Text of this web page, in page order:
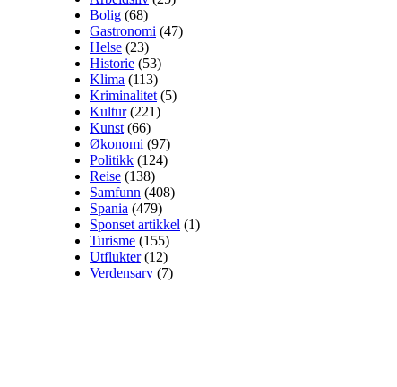
Bolig (68)
Gastronomi (47)
Helse (23)
Historie (53)
Klima (113)
Kriminalitet (5)
Kultur(221)
Kunst (66)
Økonomi (97)
Politikk (124)
Reise (138)
Samfunn (408)
Spania (479)
Sponset artikkel (1)
Turisme (155)
Utflukter(12)
Verdensarv (7)